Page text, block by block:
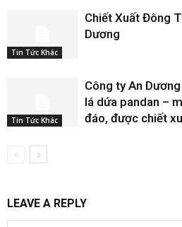
Tin Tức Khác
Chiết Xuất Đông
Dương
Tin Tức Khác
Công ty An
lá dứa pandan –
đáo, được chiết
LEAVE A REPLY